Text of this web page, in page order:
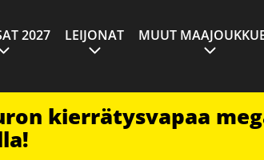
2027 LEIJONAT MUUT
kierrätysvapaa